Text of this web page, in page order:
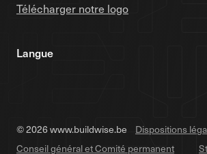
Télécharger notre logo
Langue
© 2026 www.buildwise.be
Dispositions
Conseil général et Comité permanent